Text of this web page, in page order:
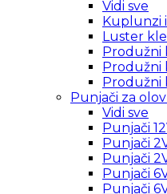
Vidi sve
Kuplunzi
Luster
Produžni
Produžni
Produžni
Punjači za
Vidi sve
Punjači
Punjači
Punjači
Punjači
Punjači